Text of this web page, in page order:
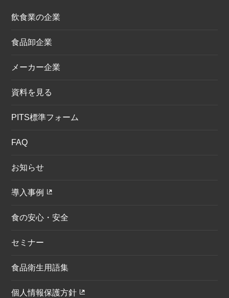
飲食業の企業
食品卸企業
メーカー企業
資料を見る
PITS標準フォーム
FAQ
お知らせ
導入事例
食の安心・安全
セミナー
食品衛生用語集
個人情報保護方針